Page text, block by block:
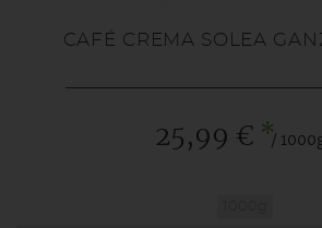
CAFÉ CREMA SOLEA
25,99 € */